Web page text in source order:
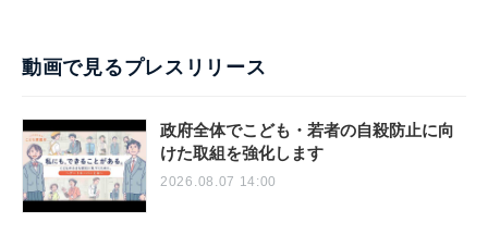
動画で見るプレスリリース
政府全体でこども・若者の自殺防止に向
けた取組を強化します
2026.08.07 14:00